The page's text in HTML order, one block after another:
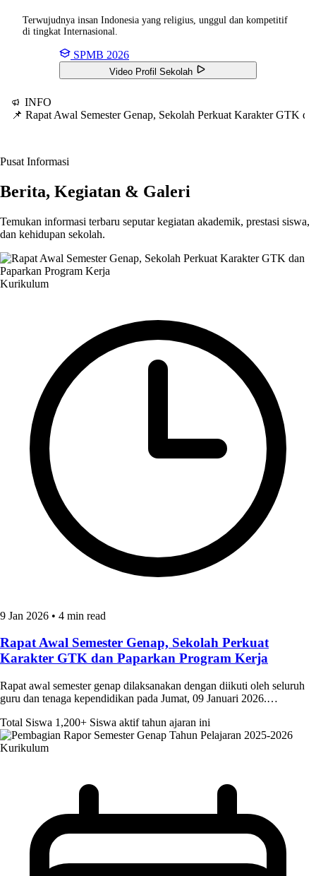
Terwujudnya insan Indonesia yang religius, unggul dan kompetitif
di tingkat Internasional.
SPMB 2026
Video Profil Sekolah
INFO
📌 Rapat Awal Semester Genap, Sekolah Perkuat Karakter GTK
Pusat Informasi
Berita, Kegiatan & Galeri
Temukan informasi terbaru seputar kegiatan akademik, prestasi siswa,
dan kehidupan sekolah.
Kurikulum
9 Jan 2026 • 4 min read
Rapat Awal Semester Genap, Sekolah Perkuat
Karakter GTK dan Paparkan Program Kerja
Rapat awal semester genap dilaksanakan dengan diikuti oleh seluruh
guru dan tenaga kependidikan pada Jumat, 09 Januari 2026.…
Total Siswa 1,200+ Siswa aktif tahun ajaran ini
Kurikulum